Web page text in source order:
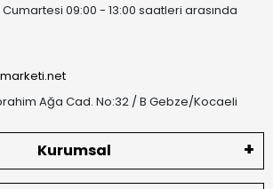
09:00 - 13:00 saatleri arasında
Ağa Cad. No:32 / B Gebze/Kocaeli
Kurumsal